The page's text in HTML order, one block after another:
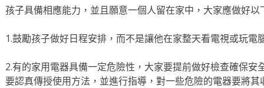
孩子具備相應能力，並且願意一個人留在家中，大家應做好以
1.鼓勵孩子做好日程安排，而不是讓他在家整天看電視或玩電
2.有的家用電器具備一定危險性，大家要提前做好檢查確保安
要認真傳授使用方法，並進行指導，對一些危險的電器要將